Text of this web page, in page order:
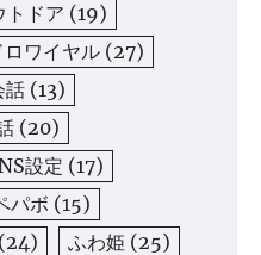
トドア (19)
ワイヤル (27)
話 (13)
(20)
設定 (17)
パボ (15)
(24) ふわ姫 (25)